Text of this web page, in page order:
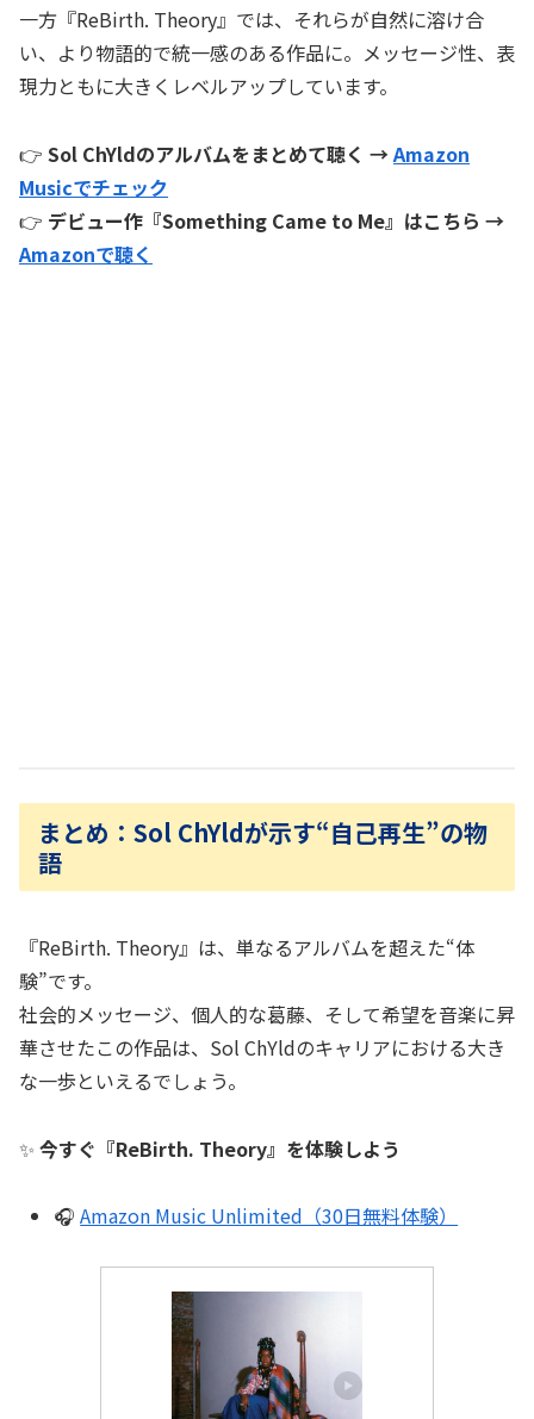
一方『ReBirth. Theory』では、それらが自然に溶け合
い、より物語的で統一感のある作品に。メッセージ性、表
現力ともに大きくレベルアップしています。
👉 Sol ChYldのアルバムをまとめて聴く →Amazon
Musicでチェック
👉 デビュー作『Something Came to Me』はこちら →
Amazonで聴く
まとめ：Sol ChYldが示す“自己再生”の物
語
『ReBirth. Theory』は、単なるアルバムを超えた“体
験”です。
社会的メッセージ、個人的な葛藤、そして希望を音楽に昇
華させたこの作品は、Sol ChYldのキャリアにおける大き
な一歩といえるでしょう。
✨ 今すぐ『ReBirth. Theory』を体験しよう
🎧Amazon Music Unlimited（30日無料体験）